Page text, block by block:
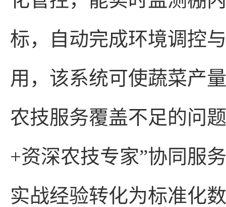
标，自动完成环境调控
用，该系统可使蔬菜产
农技服务覆盖不足的问
+资深农技专家”协同服
实战经验转化为标准化